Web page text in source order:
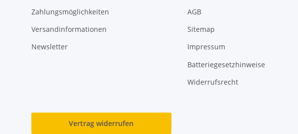
Zahlungsmöglichkeiten
Versandinformationen
Newsletter
AGB
Sitemap
Impressum
Batteriegesetzhinweise
Widerrufsrecht
Vertrag widerrufen